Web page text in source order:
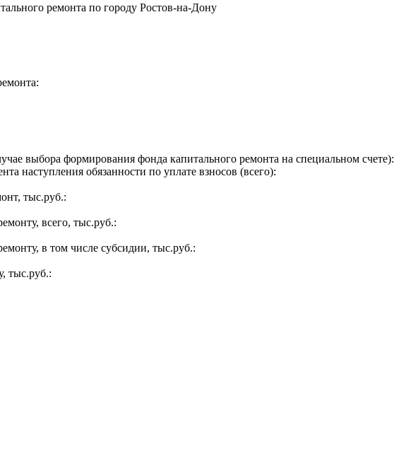
ремонта по городу Ростов-на-Дону
выбора формирования фонда капитального ремонта на специальном счете):
наступления обязанности по уплате взносов (всего):
тыс.руб.:
всего, тыс.руб.:
в том числе субсидии, тыс.руб.:
тыс.руб.: